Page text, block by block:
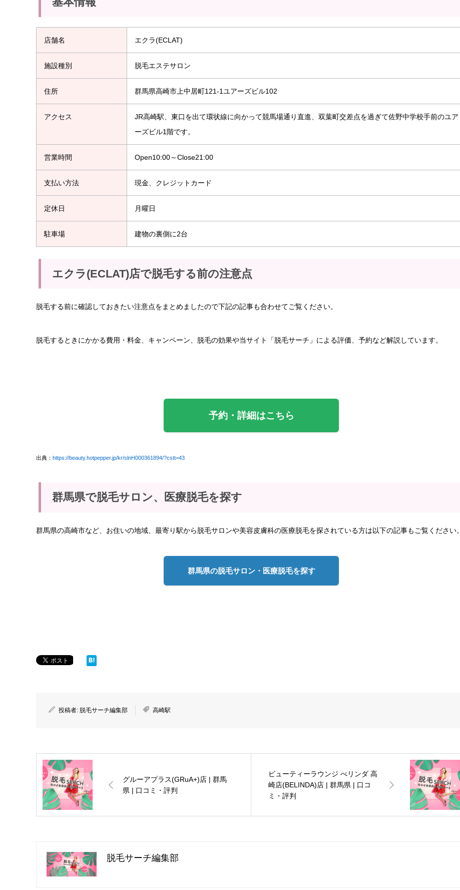
店舗名 エクラ(ECLAT)
施設種別 脱毛エステサロン
住所 群馬県高崎市上中居町121‐1ユアーズビル102
アクセス
JR高崎駅、東口を出て環状線に向かって競馬場通り直進、双葉町交差点を過ぎて佐野中学校手前のユア
ーズビル1階です。
営業時間 Open10:00～Close21:00
支払い方法 現金、クレジットカード
定休日 月曜日
駐車場 建物の裏側に2台
エクラ(ECLAT)店で脱毛する前の注意点
脱毛する前に確認しておきたい注意点をまとめましたので下記の記事も合わせてご覧ください。
脱毛するときにかかる費用・料金、キャンペーン、脱毛の効果や当サイト「脱毛サーチ」による評価、予約など解説しています。
予約・詳細はこちら
出典： https://beauty.hotpepper.jp/kr/slnH000361894/?cstt=43
群馬県で脱毛サロン、医療脱毛を探す
群馬県の高崎市など、お住いの地域、最寄り駅から脱毛サロンや美容皮膚科の医療脱毛を探されている方は以下の記事もご覧ください。
群馬県の脱毛サロン・医療脱毛を探す
投稿者: 脱毛サーチ編集部 高崎駅
グルーアプラス(GRuA+)店 | 群馬
県 | 口コミ・評判
ビューティーラウンジ べリンダ 高
崎店(BELINDA)店 | 群馬県 | 口コ
ミ・評判
脱毛サーチ編集部